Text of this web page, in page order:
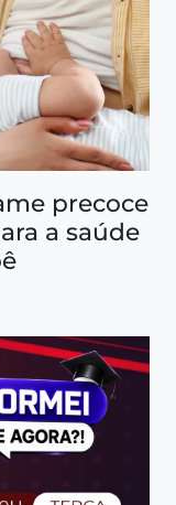
precoce
a saúde